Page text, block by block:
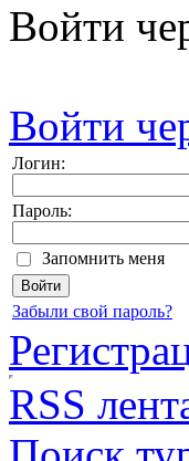
Войти
Войти
Логин:
Пароль:
Запомнить меня
Забыли свой пароль?
RSS